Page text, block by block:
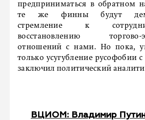
предприниматься в обратном
те же финны будут
стремление к
восстановлению торгово-
отношений с нами. Но пока,
только усугубление русофобии
заключил политический
ВЦИОМ: Владимир